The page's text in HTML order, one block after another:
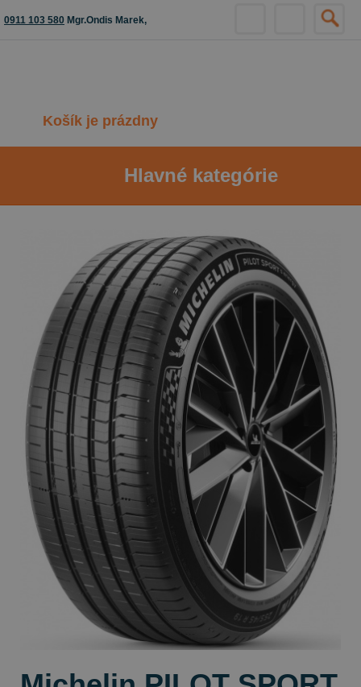
0911 103 580 Mgr.Ondis Marek,
Košík je prázdny
Hlavné kategórie